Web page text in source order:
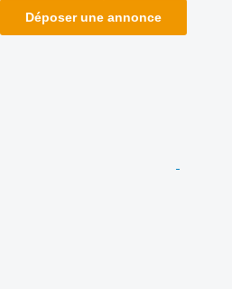
Déposer une annonce